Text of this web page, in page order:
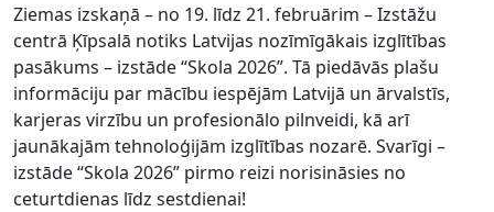
Ziemas izskaņā – no 19. līdz 21. februārim – Izstāžu
centrā Ķīpsalā notiks Latvijas nozīmīgākais izglītības
pasākums – izstāde “Skola 2026”. Tā piedāvās plašu
informāciju par mācību iespējām Latvijā un ārvalstīs,
karjeras virzību un profesionālo pilnveidi, kā arī
jaunākajām tehnoloģijām izglītības nozarē. Svarīgi –
izstāde “Skola 2026” pirmo reizi norisināsies no
ceturtdienas līdz sestdienai!